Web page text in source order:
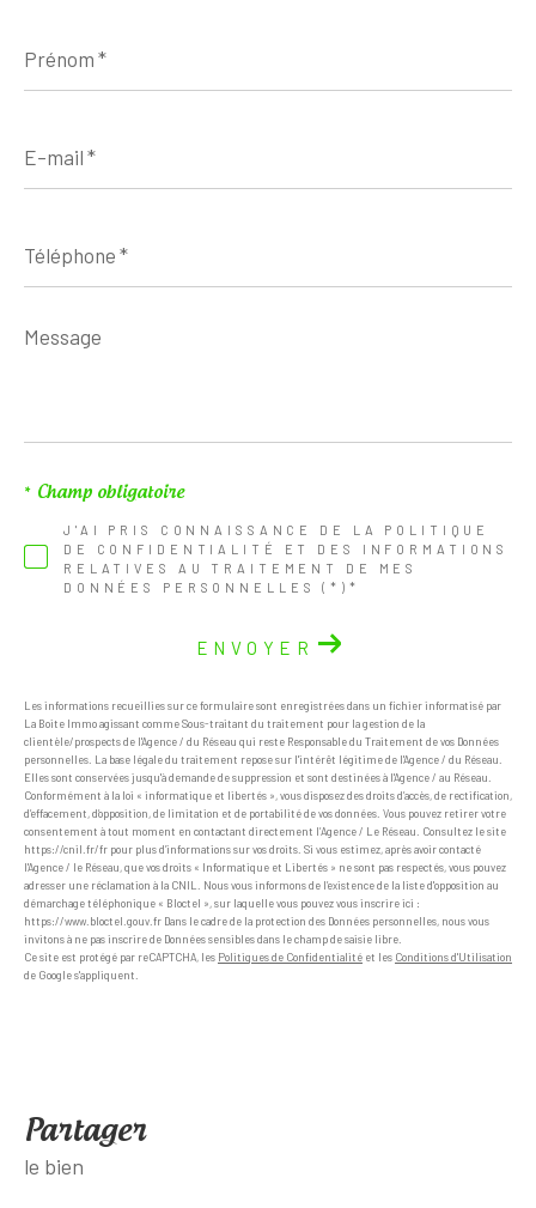
*
mail
*
*
Message
*
J'AI PRIS CONNAISSANCE DE LA POLITIQUE
DE CONFIDENTIALITÉ ET DES INFORMATIONS
RELATIVES AU TRAITEMENT DE MES
DONNÉES PERSONNELLES (*)*
* Champ obligatoire
ENVOYER
Les informations recueillies sur ce formulaire sont enregistrées dans un fichier informatisé par
La Boite Immo agissant comme Sous-traitant du traitement pour la gestion de la
clientèle/prospects de l'Agence / du Réseau qui reste Responsable du Traitement de vos Données
personnelles. La base légale du traitement repose sur l'intérêt légitime de l'Agence / du Réseau.
Elles sont conservées jusqu'à demande de suppression et sont destinées à l'Agence / au Réseau.
Conformément à la loi « informatique et libertés », vous disposez des droits d’accès, de rectification,
d’effacement, d’opposition, de limitation et de portabilité de vos données. Vous pouvez retirer votre
consentement à tout moment en contactant directement l’Agence / Le Réseau. Consultez le site
https://cnil.fr/fr pour plus d’informations sur vos droits. Si vous estimez, après avoir contacté
l'Agence / le Réseau, que vos droits « Informatique et Libertés » ne sont pas respectés, vous pouvez
adresser une réclamation à la CNIL. Nous vous informons de l’existence de la liste d'opposition au
démarchage téléphonique « Bloctel », sur laquelle vous pouvez vous inscrire ici :
https://www.bloctel.gouv.fr Dans le cadre de la protection des Données personnelles, nous vous
invitons à ne pas inscrire de Données sensibles dans le champ de saisie libre.
Ce site est protégé par reCAPTCHA, les Politiques de Confidentialité et les Conditions d'Utilisation
de Google s'appliquent.
partager
le bien